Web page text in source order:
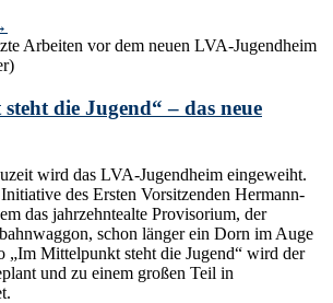
die Jugend“ – das neue
wird das LVA-Jugendheim eingeweiht.
des Ersten Vorsitzenden Hermann-
das jahrzehntealte Provisorium, der
schon länger ein Dorn im Auge
„Im Mittelpunkt steht die Jugend“ wird der
und zu einem großen Teil in